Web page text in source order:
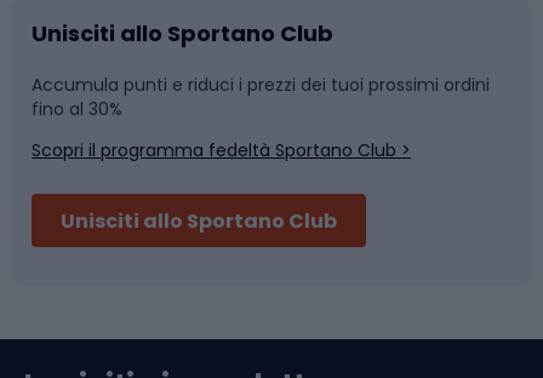
Caschi da ciclismo
Skitouring
Abbigliamento da escursionismo
Nuoto
Pattinaggio
Componenti per biciclette
Unisciti allo Sportano Club
Accumula punti e riduci i prezzi dei tuoi prossimi ordini
fino al 30%
Scopri il programma fedeltà Sportano Club >
Unisciti allo Sportano Club